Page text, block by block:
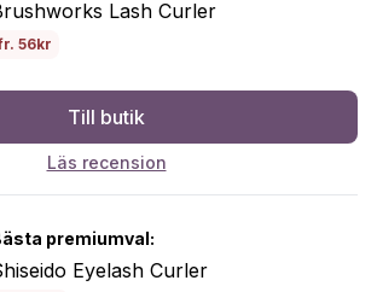
Lash Curler
56kr
Till butik
Läs recension
premiumval:
Eyelash Curler